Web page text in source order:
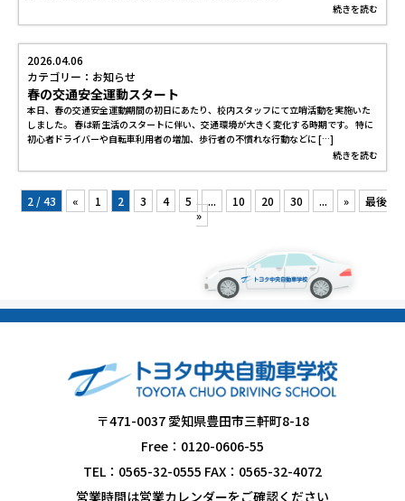
続きを読む
2026.04.06
カテゴリー：お知らせ
春の交通安全運動スタート
本日、春の交通安全運動期間の初日にあたり、校内スタッフにて立哨活動を実施いた
しました。 春は新生活のスタートに伴い、交通環境が大きく変化する時期です。 特に
初心者ドライバーや自転車利用者の増加、歩行者の不慣れな行動などに […]
続きを読む
2 / 43 « 1 2 3 4 5 ... 10 20 30 ... »
最後
»
〒471-0037 愛知県豊田市三軒町8-18
Free：0120-0606-55
TEL：0565-32-0555 FAX：0565-32-4072
営業時間は営業カレンダーをご確認ください